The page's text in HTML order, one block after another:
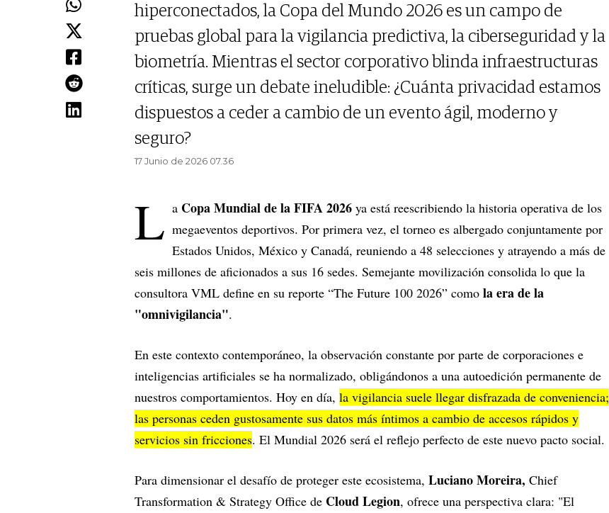
hiperconectados, la Copa del Mundo 2026 es un campo de
pruebas global para la vigilancia predictiva, la ciberseguridad y la
biometría. Mientras el sector corporativo blinda infraestructuras
críticas, surge un debate ineludible: ¿Cuánta privacidad estamos
dispuestos a ceder a cambio de un evento ágil, moderno y
seguro?
17 Junio de 2026 07.36
L a Copa Mundial de la FIFA 2026 ya está reescribiendo la historia operativa de los
megaeventos deportivos. Por primera vez, el torneo es albergado conjuntamente por
Estados Unidos, México y Canadá, reuniendo a 48 selecciones y atrayendo a más de
seis millones de aficionados a sus 16 sedes. Semejante movilización consolida lo que la
consultora VML define en su reporte “The Future 100 2026” como la era de la
"omnivigilancia".
En este contexto contemporáneo, la observación constante por parte de corporaciones e
inteligencias artificiales se ha normalizado, obligándonos a una autoedición permanente de
nuestros comportamientos. Hoy en día, la vigilancia suele llegar disfrazada de conveniencia;
las personas ceden gustosamente sus datos más íntimos a cambio de accesos rápidos y
servicios sin fricciones. El Mundial 2026 será el reflejo perfecto de este nuevo pacto social.
Para dimensionar el desafío de proteger este ecosistema, Luciano Moreira, Chief
Transformation & Strategy Office de Cloud Legion, ofrece una perspectiva clara: "El